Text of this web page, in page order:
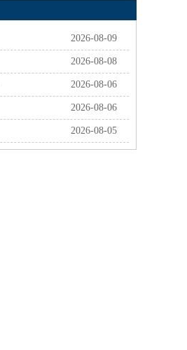
2026-08-09
2026-08-08
2026-08-06
2026-08-06
2026-08-05